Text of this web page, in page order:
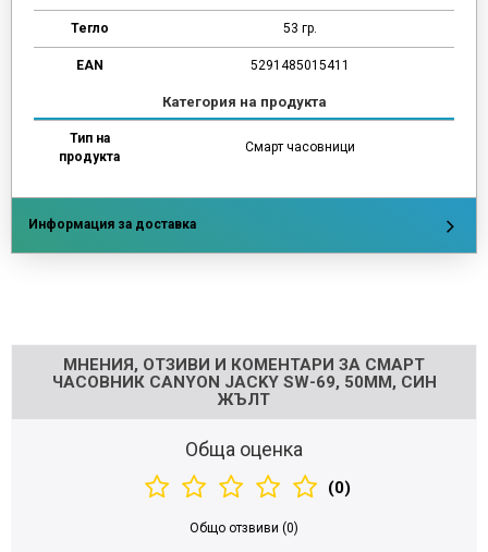
Тегло 53 гр.
EAN 5291485015411
Категория на продукта
Тип на
продукта
Смарт часовници
Информация за доставка
МНЕНИЯ, ОТЗИВИ И КОМЕНТАРИ ЗА СМАРТ
ЧАСОВНИК CANYON JACKY SW-69, 50ММ, СИН
ЖЪЛТ
Обща оценка
(0)
Общо отзвиви (0)